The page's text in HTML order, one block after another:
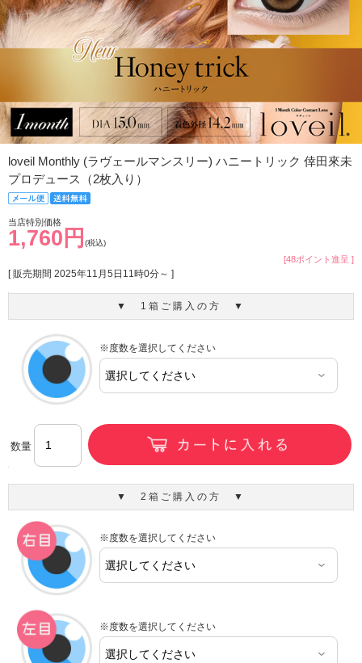
loveil Monthly (ラヴェールマンスリー) ハニートリック 倖田來未
プロデュース（2枚入り）
当店特別価格
1,760円 (税込)
[48ポイント進呈 ]
[ 販売期間 2025年11月5日11時0分～ ]
▼ 1箱ご購入の方 ▼
※度数を選択してください
数量
▼ 2箱ご購入の方 ▼
※度数を選択してください
※度数を選択してください